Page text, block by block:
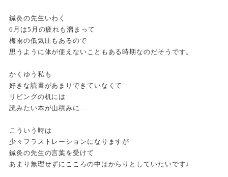
鍼灸の先生いわく
6月は5月の疲れも溜まって
梅雨の低気圧もあるので
思うように体が使えないこともある時期なのだそうです。
かくゆう私も
好きな読書があまりできていなくて
リビングの机には
読みたい本が山積みに…
こういう時は
少々フラストレーションになりますが
鍼灸の先生の言葉を受けて
あまり無理せずにこころの中はからりとしていたいです♩